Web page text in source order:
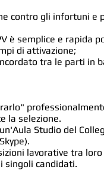
contro gli infortuni
è semplice e rapida
di attivazione;
tra le parti in
la selezione.
Studio del
lavorative tra
singoli candidati.